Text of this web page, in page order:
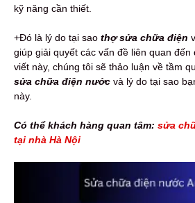
kỹ năng cần thiết.
+Đó là lý do tại sao thợ sửa chữa điện
giúp giải quyết các vấn đề liên quan
viết này, chúng tôi sẽ thảo luận về tầm
sửa chữa điện nước và lý do tại sao
này.
Có thể khách hàng quan tâm: sửa
tại nhà Hà Nội